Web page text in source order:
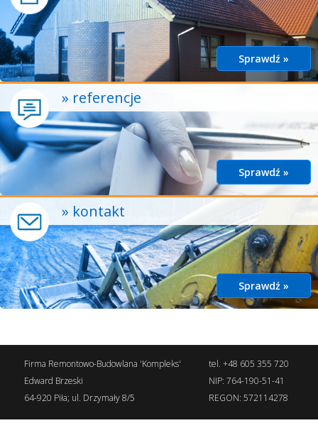
Sprawdź »
» referencje
Sprawdź »
» kontakt
Sprawdź »
Firma Remontowo-Budowlana 'Kompleks'
Edward Brzeski
64-920 Piła; ul. Drzymały 8/5
tel. +48 605 355 720
NIP: 764-190-51-41
REGON: 572114278